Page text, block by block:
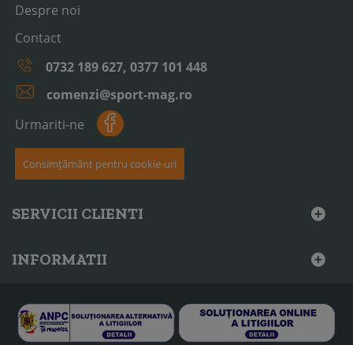
Despre noi
Contact
0732 189 627, 0377 101 448
comenzi@sport-mag.ro
Urmariti-ne
Consimțământ pentru cookie-uri
SERVICII CLIENTI
INFORMATII